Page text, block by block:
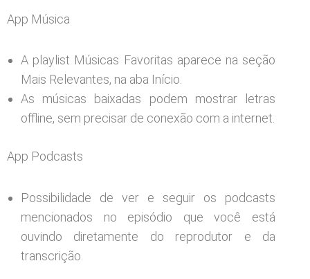
App Música
A playlist Músicas Favoritas aparece na seção
Mais Relevantes, na aba Início.
As músicas baixadas podem mostrar letras
offline, sem precisar de conexão com a internet.
App Podcasts
Possibilidade de ver e seguir os podcasts
mencionados no episódio que você está
ouvindo diretamente do reprodutor e da
transcrição.